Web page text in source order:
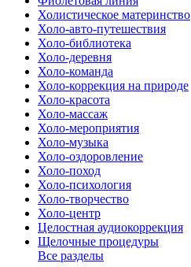
Холистическое материнство
Холо-авто-путешествия
Холо-библиотека
Холо-деревня
Холо-команда
Холо-коррекция на природе
Холо-красота
Холо-массаж
Холо-мероприятия
Холо-музыка
Холо-оздоровление
Холо-поход
Холо-психология
Холо-творчество
Холо-центр
Целостная аудиокоррекция
Щелочные процедуры
Все разделы